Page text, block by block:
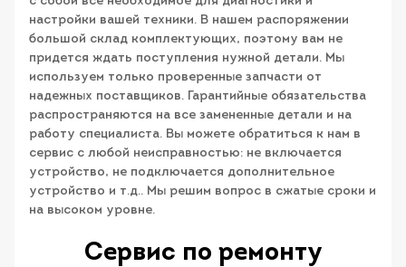
настройки вашей техники. В нашем распоряжении
большой склад комплектующих, поэтому вам не
придется ждать поступления нужной детали. Мы
используем только проверенные запчасти от
надежных поставщиков. Гарантийные обязательства
распространяются на все замененные детали и на
работу специалиста. Вы можете обратиться к нам в
сервис с любой неисправностью: не включается
устройство, не подключается дополнительное
устройство и т.д.. Мы решим вопрос в сжатые сроки и
на высоком уровне.
Сервис по ремонту